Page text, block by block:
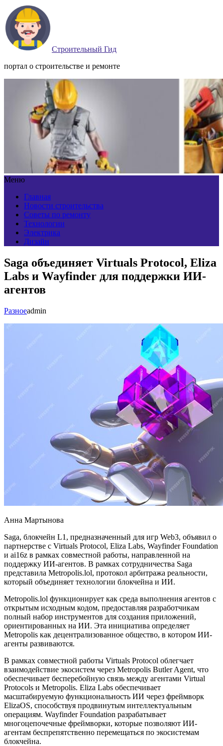
Строительный Гид
портал о строительстве и ремонте
Меню
Главная
Новости строительства
Советы по ремонту
Технологии
Электрика
Дизайн
Saga объединяет Virtuals Protocol, Eliza
Labs и Wayfinder для поддержки ИИ-
агентов
Разноеadmin
Анна Мартынова
Saga, блокчейн L1, предназначенный для игр Web3, объявил о
партнерстве с Virtuals Protocol, Eliza Labs, Wayfinder Foundation
и ai16z в рамках совместной работы, направленной на
поддержку ИИ-агентов. В рамках сотрудничества Saga
представила Metropolis.lol, протокол арбитража реальности,
который объединяет технологии блокчейна и ИИ.
Metropolis.lol функционирует как среда выполнения агентов с
открытым исходным кодом, предоставляя разработчикам
полный набор инструментов для создания приложений,
ориентированных на ИИ. Эта инициатива определяет
Metropolis как децентрализованное общество, в котором ИИ-
агенты развиваются.
В рамках совместной работы Virtuals Protocol облегчает
взаимодействие экосистем через Metropolis Butler Agent, что
обеспечивает бесперебойную связь между агентами Virtual
Protocols и Metropolis. Eliza Labs обеспечивает
масштабируемую функциональность ИИ через фреймворк
ElizaOS, способствуя продвинутым интеллектуальным
операциям. Wayfinder Foundation разрабатывает
многоцепочечные фреймворки, которые позволяют ИИ-
агентам беспрепятственно перемещаться по экосистемам
блокчейна.